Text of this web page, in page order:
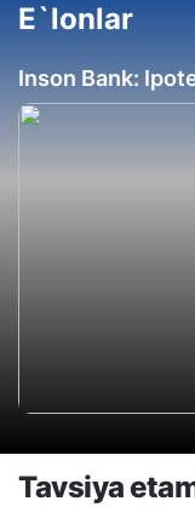
E`lonlar
Inson Bank:
Tavsiya